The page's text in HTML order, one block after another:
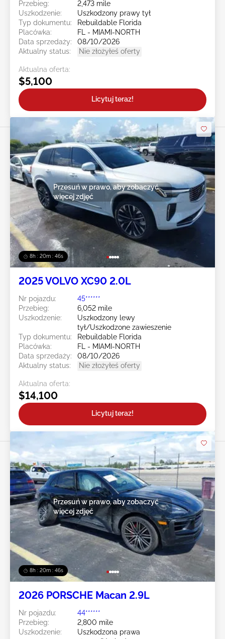
Przebieg:
2,473 mile
Uszkodzenie:
Uszkodzony prawy tył
Typ dokumentu:
Rebuildable Florida
Placówka:
FL - MIAMI-NORTH
Data sprzedaży:
08/10/2026
Aktualny status:
Nie złożyłeś oferty
Aktualna oferta:
$5,100
Licytuj teraz!
8h : 20m : 43s
Przesuń w prawo, aby zobaczyć
więcej zdjęć
2025 VOLVO XC90 2.0L
Nr pojazdu:
45******
Przebieg:
6,052 mile
Uszkodzenie:
Uszkodzony lewy
tył/Uszkodzone zawieszenie
Typ dokumentu:
Rebuildable Florida
Placówka:
FL - MIAMI-NORTH
Data sprzedaży:
08/10/2026
Aktualny status:
Nie złożyłeś oferty
Aktualna oferta:
$14,100
Licytuj teraz!
8h : 20m : 43s
Przesuń w prawo, aby zobaczyć
więcej zdjęć
2026 PORSCHE Macan 2.9L
Nr pojazdu:
44******
Przebieg:
2,800 mile
Uszkodzenie:
Uszkodzona prawa